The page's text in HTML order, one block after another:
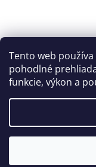
Tento web
pohodlné
funkcie, výkon a